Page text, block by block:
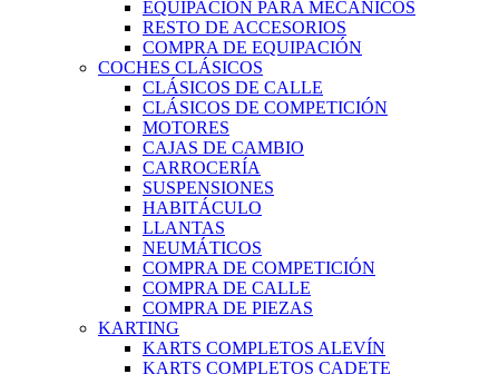
EQUIPACIÓN PARA MECÁNICOS
RESTO DE ACCESORIOS
COMPRA DE EQUIPACIÓN
COCHES CLÁSICOS
CLÁSICOS DE CALLE
CLÁSICOS DE COMPETICIÓN
MOTORES
CAJAS DE CAMBIO
CARROCERÍA
SUSPENSIONES
HABITÁCULO
LLANTAS
NEUMÁTICOS
COMPRA DE COMPETICIÓN
COMPRA DE CALLE
COMPRA DE PIEZAS
KARTING
KARTS COMPLETOS ALEVÍN
KARTS COMPLETOS CADETE